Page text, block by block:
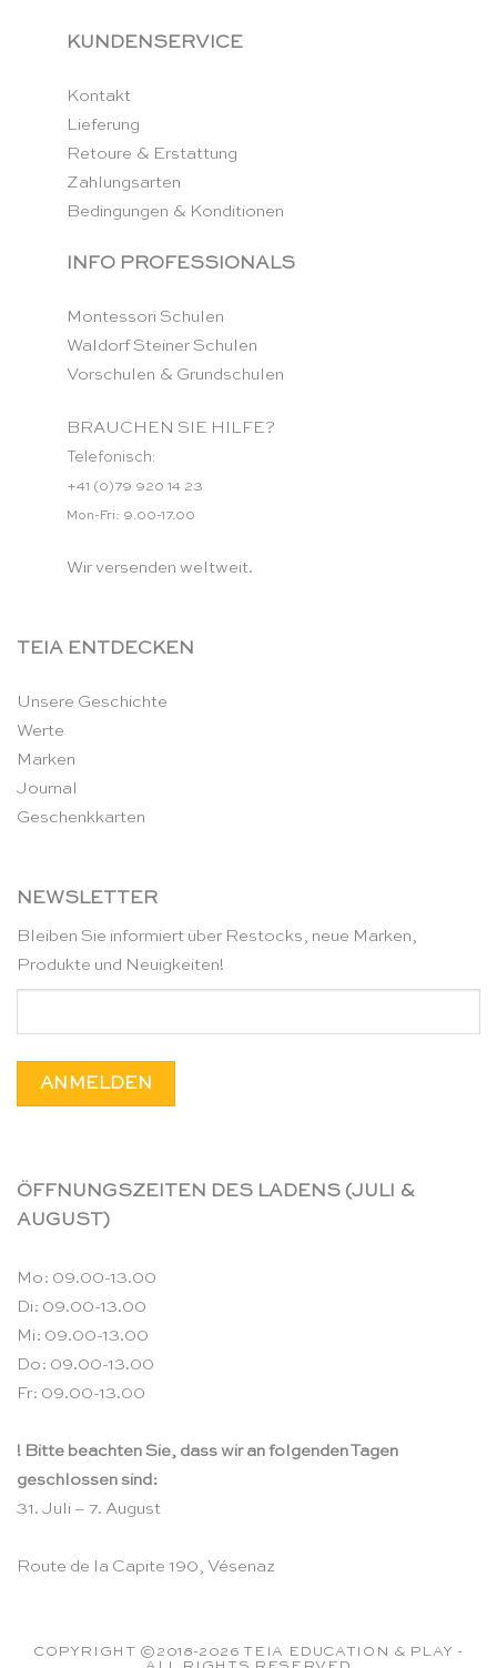
KUNDENSERVICE
Kontakt
Lieferung
Retoure & Erstattung
Zahlungsarten
Bedingungen & Konditionen
INFO PROFESSIONALS
Montessori Schulen
Waldorf Steiner Schulen
Vorschulen & Grundschulen
BRAUCHEN SIE HILFE?
Telefonisch:
+41 (0)79 920 14 23
Mon-Fri: 9.00-17.00
Wir versenden weltweit.
TEIA ENTDECKEN
Unsere Geschichte
Werte
Marken
Journal
Geschenkkarten
NEWSLETTER
Bleiben Sie informiert über Restocks, neue Marken,
Produkte und Neuigkeiten!
ÖFFNUNGSZEITEN DES LADENS (JULI &
AUGUST)
Mo: 09.00-13.00
Di: 09.00-13.00
Mi: 09.00-13.00
Do: 09.00-13.00
Fr: 09.00-13.00
! Bitte beachten Sie, dass wir an folgenden Tagen
geschlossen sind:
31. Juli – 7. August
Route de la Capite 190, Vésenaz
COPYRIGHT ©2018-2026 TEIA EDUCATION & PLAY -